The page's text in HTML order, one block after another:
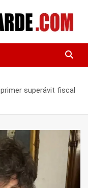
superávit fiscal